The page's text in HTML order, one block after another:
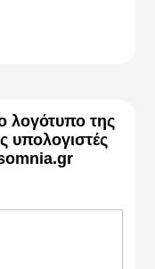
λογότυπο της
υπολογιστές